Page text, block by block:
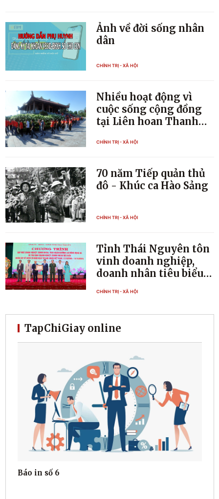
kinh tế được xác định theo Công
ước Liên hợp quốc về Luật Biển
(UNCLOS) 1982.
Ảnh về đời sống nhân
dân
CHÍNH TRỊ - XÃ HỘI
Nhiều hoạt động vì
cuộc sống cộng đồng
tại Liên hoan Thanh
CHÍNH TRỊ - XÃ HỘI
70 năm Tiếp quản thủ
đô - Khúc ca Hào Sảng
CHÍNH TRỊ - XÃ HỘI
Tỉnh Thái Nguyên tôn
vinh doanh nghiệp,
doanh nhân tiêu biểu
Doanh nhân Việt Nam
CHÍNH TRỊ - XÃ HỘI
TapChiGiay online
Báo in số 6